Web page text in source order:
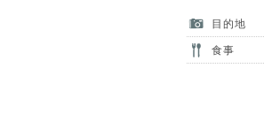
目的地
食事